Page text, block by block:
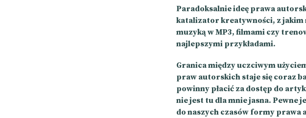
Paradoksalnie ideę prawa
katalizator kreatywności, z jakim
muzyką w MP3, filmami czy
najlepszymi przykładami.
Granica między uczciwym
praw autorskich staje się coraz
powinny płacić za dostęp do
nie jest tu dla mnie jasna. Pewne
do naszych czasów formy prawa